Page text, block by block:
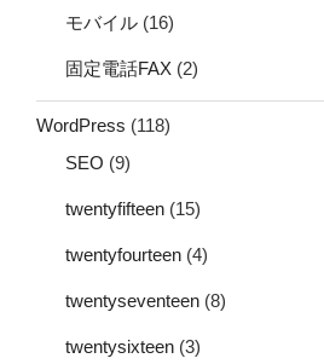
モバイル (16)
固定電話FAX (2)
WordPress (118)
SEO (9)
twentyfifteen (15)
twentyfourteen (4)
twentyseventeen (8)
twentysixteen (3)